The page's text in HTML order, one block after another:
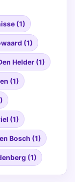
(1)
(1)
Helder (1)
(1)
(1)
Bosch (1)
(1)